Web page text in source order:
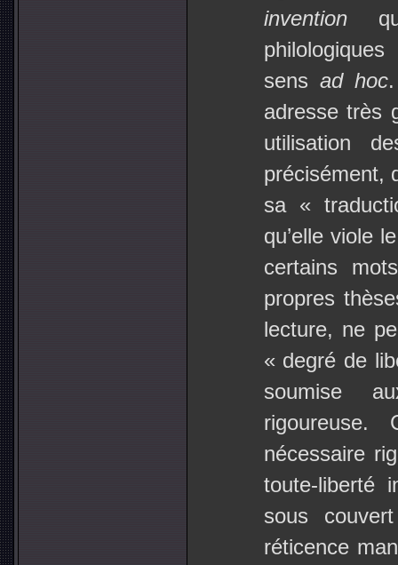
inventionqui
sens ad hoc
adresse très
utilisation
précisément,
sa «
qu’elle viole
certains
propres
lecture, ne
« degré de
soumise
rigoureuse.
nécessaire
toute-liberté
sous
réticence